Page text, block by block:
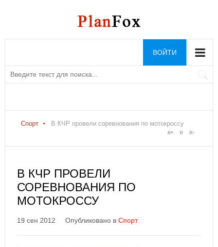
ВОЙТИ
Спорт В КЧР провели соревнования по мотокроссу
В КЧР ПРОВЕЛИ
СОРЕВНОВАНИЯ ПО
МОТОКРОССУ
19 сен 2012 Опубликовано в Спорт